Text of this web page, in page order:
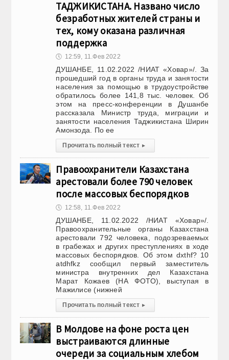
ТАДЖИКИСТАНА. Названо число
безработных жителей страны и
тех, кому оказана различная
поддержка
🕔 12:59, 11.Фев 2022
ДУШАНБЕ, 11.02.2022 /НИАТ «Ховар»/. За
прошедший год в органы труда и занятости
населения за помощью в трудоустройстве
обратилось более 141,8 тыс. человек. Об
этом на пресс-конференции в Душанбе
рассказала Министр труда, миграции и
занятости населения Таджикистана Ширин
Амонзода. По ее
Прочитать полный текст ▸
Правоохранители Казахстана
арестовали более 790 человек
после массовых беспорядков
🕔 12:58, 11.Фев 2022
ДУШАНБЕ, 11.02.2022 /НИАТ «Ховар»/.
Правоохранительные органы Казахстана
арестовали 792 человека, подозреваемых
в грабежах и других преступлениях в ходе
массовых беспорядков. Об этом dxthf? 10
atdhfkz сообщил первый заместитель
министра внутренних дел Казахстана
Марат Кожаев (НА ФОТО), выступая в
Мажилисе (нижней
Прочитать полный текст ▸
В Молдове на фоне роста цен
выстраиваются длинные
очереди за социальным хлебом